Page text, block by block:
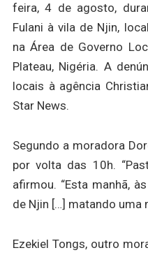
feira, 4 de agosto,
Fulani à vila de Njin,
na Área de Governo
Plateau, Nigéria. A
locais à agência
Star News.
Segundo a moradora
por volta das 10h.
afirmou. “Esta manhã,
de Njin […] matando uma
Ezekiel Tongs, outro